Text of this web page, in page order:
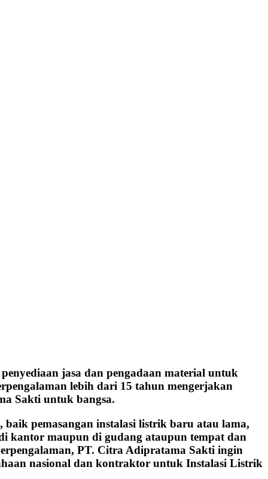
jasa dan pengadaan material untuk
lebih dari 15 tahun mengerjakan
Sakti untuk bangsa.
pemasangan instalasi listrik baru atau lama,
kantor maupun di gudang ataupun tempat dan
PT. Citra Adipratama Sakti ingin
nasional dan kontraktor untuk Instalasi Listrik